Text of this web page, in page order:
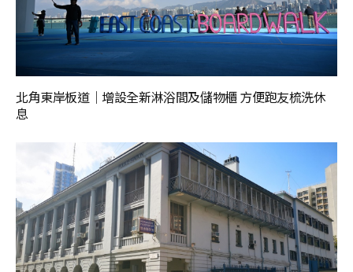
北角東岸板道｜增設全新淋浴間及儲物櫃 方便跑友梳洗休
息